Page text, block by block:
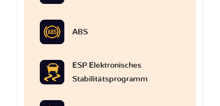
ABS
ESP Elektronisches
Stabilitätsprogramm